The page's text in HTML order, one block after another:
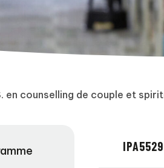
en counselling de couple et